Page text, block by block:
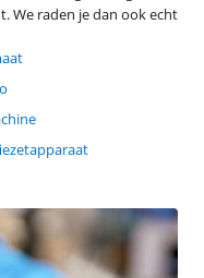
We raden je dan ook echt